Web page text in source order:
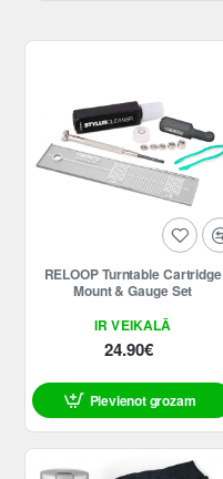
IR VEIKALĀ
RELOOP Turntable Cartridge
Mount & Gauge Set
24.90€
Pievienot grozam